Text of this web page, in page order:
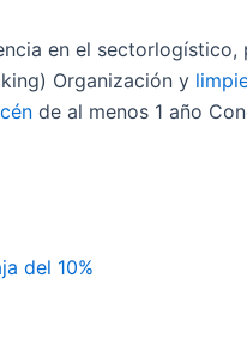
en el
Organización y
de al menos 1 año
del 10%